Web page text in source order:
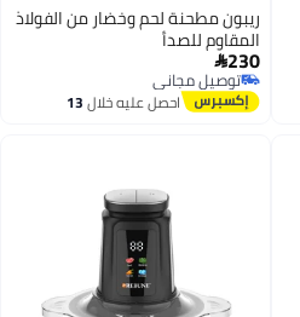
ريبون مطحنة لحم وخضار من الفولاذ
المقاوم للصدأ
230
توصيل مجاني
توصيل مجانياحصل عليه خلال13